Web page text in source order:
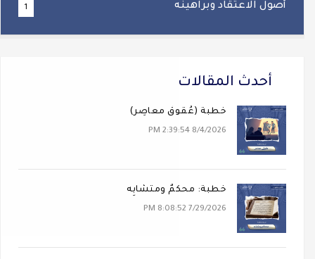
أصول الاعتقاد وبراهينه 1
أحدث المقالات
خطبة (عُقوقٌ معاصِر)
8/4/2026 2:39:54 PM
خطبة: محكَمٌ ومتشابِه
7/29/2026 8:08:52 PM